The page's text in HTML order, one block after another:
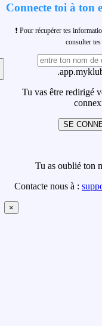
Connecte toi à ton
❗ Pour récupérer tes
consulter
Tu vas être redirigé
SE
Tu as oublié ton
Contacte nous à :
×